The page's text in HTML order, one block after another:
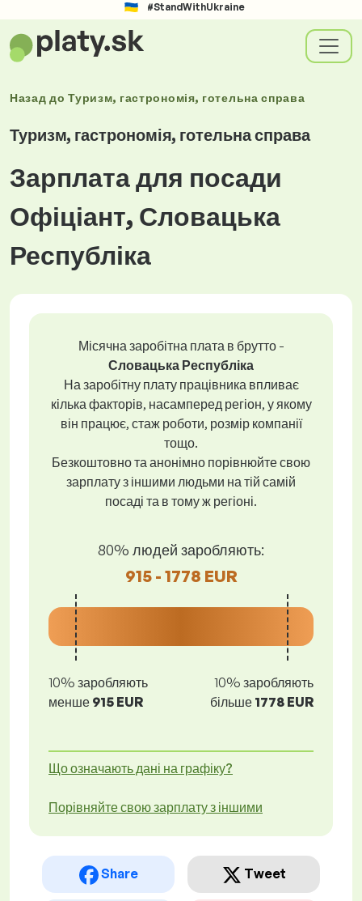
#StandWithUkraine
Назад доТуризм, гастрономія, готельна справа
Туризм, гастрономія, готельна справа
Зарплата для посади
Офіціант, Словацька
Республіка
Місячна заробітна плата в брутто -
Словацька Республіка
На заробітну плату працівника впливає
кілька факторів, насамперед регіон, у якому
він працює, стаж роботи, розмір компанії
тощо.
Безкоштовно та анонімно порівнюйте свою
зарплату з іншими людьми на тій самій
посаді та в тому ж регіоні.
80% людей заробляють:
915 - 1778 EUR
10% заробляють
менше 915 EUR
10% заробляють
більше 1778 EUR
Що означають дані на графіку?
Порівняйте свою зарплату з іншими
Share Tweet